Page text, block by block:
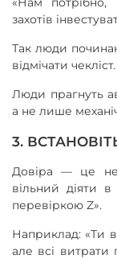
захотів
Так люди
відмічати чекліст.
Люди прагнуть
а не лише
3.
Довіра — це
вільний діяти
перевіркою Z».
Наприклад: «Ти
але всі